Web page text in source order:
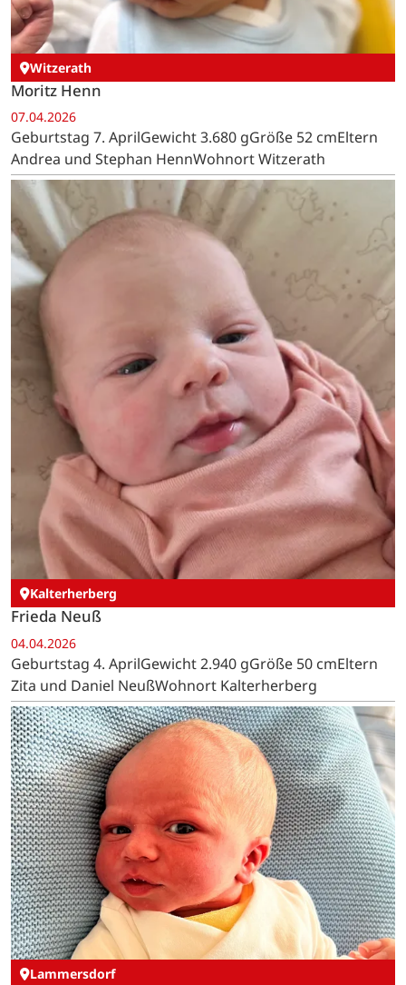
Witzerath
Moritz Henn
07.04.2026
Geburtstag 7. AprilGewicht 3.680 gGröße 52 cmEltern
Andrea und Stephan HennWohnort Witzerath
Kalterherberg
Frieda Neuß
04.04.2026
Geburtstag 4. AprilGewicht 2.940 gGröße 50 cmEltern
Zita und Daniel NeußWohnort Kalterherberg
Lammersdorf